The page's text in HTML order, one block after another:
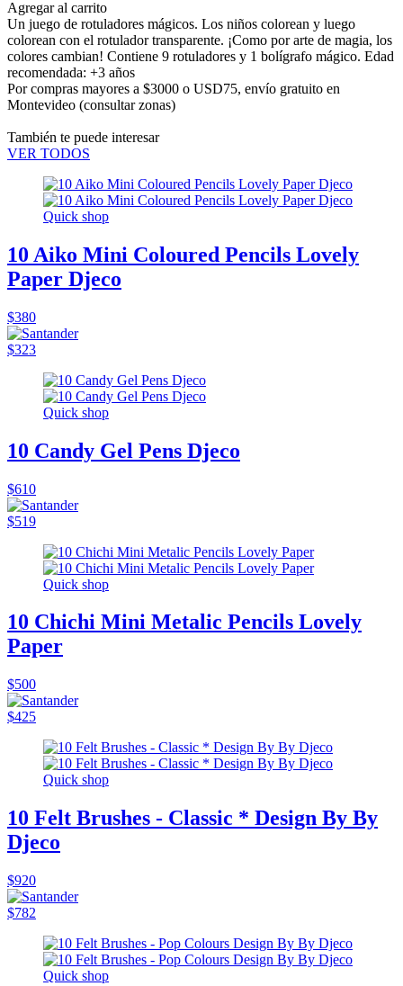
Agregar al carrito
Un juego de rotuladores mágicos. Los niños colorean y luego
colorean con el rotulador transparente. ¡Como por arte de magia, los
colores cambian! Contiene 9 rotuladores y 1 bolígrafo mágico. Edad
recomendada: +3 años
Por compras mayores a $3000 o USD75, envío gratuito en
Montevideo (consultar zonas)
También te puede interesar
VER TODOS
Quick shop
10 Aiko Mini Coloured Pencils Lovely
Paper Djeco
$380
$323
Quick shop
10 Candy Gel Pens Djeco
$610
$519
Quick shop
10 Chichi Mini Metalic Pencils Lovely
Paper
$500
$425
Quick shop
10 Felt Brushes - Classic * Design By By
Djeco
$920
$782
Quick shop